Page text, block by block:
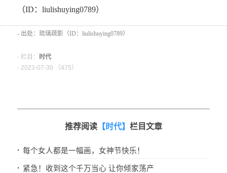
（ID：liulishuying0789）
- 出处：琉璃疏影（ID：liulishuying0789）
- 栏目： 时代
- 2023-07-30 （475）
推荐阅读 【时代】 栏目文章
· 每个女人都是一幅画，女神节快乐！
· 紧急！收到这个千万当心 让你倾家荡产